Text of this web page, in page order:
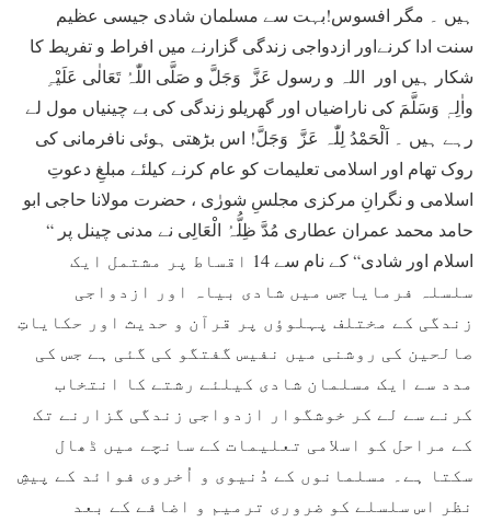
ہیں ۔ مگر افسوس!بہت سے مسلمان شادی جیسی عظیم
سنت ادا کرنےاور ازدواجی زندگی گزارنے میں افراط و تفریط کا
شکار ہیں اور اللہ و رسول عَزَّ وَجَلَّ و صَلَّی اللّٰہُ تَعَالٰی عَلَیْہِ
واٰلِہٖ وَسَلَّمَ کی ناراضیاں اور گھریلو زندگی کی بے چینیاں مول لے
رہے ہیں ۔ اَلْحَمْدُ لِلّٰہ عَزَّ وَجَلَّ! اس بڑھتی ہوئی نافرمانی کی
روک تھام اور اسلامی تعلیمات کو عام کرنے کیلئے مبلغِ دعوتِ
اسلامی و نگرانِ مرکزی مجلسِ شورٰی ، حضرت مولانا حاجی ابو
حامد محمد عمران عطاری مُدَّ ظِلُّہُ الْعَالِی نے مدنی چینل پر “
اسلام اور شادی“ کے نام سے 14 اقساط پر مشتمل ایک
سلسلہ فرمایاجس میں شادی بیاہ اور ازدواجی
زندگی کے مختلف پہلوؤں پر قرآن و حدیث اور حکایاتِ
صالحین کی روشنی میں نفیس گفتگو کی گئی ہے جس کی
مدد سے ایک مسلمان شادی کیلئے رشتے کا انتخاب
کرنے سے لے کر خوشگوار ازدواجی زندگی گزارنے تک
کے مراحل کو اسلامی تعلیمات کے سانچے میں ڈھال
سکتا ہے۔ مسلمانوں کے دُنیوی و اُخروی فوائد کے پیشِ
نظر اس سلسلے کو ضروری ترمیم و اضافے کے بعد